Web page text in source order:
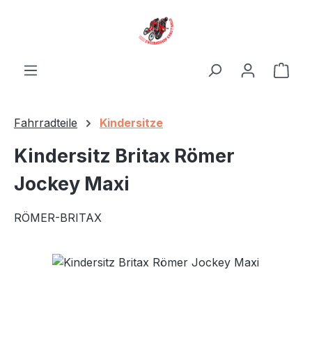
Fahrradteile Kindersitze
Kindersitz Britax Römer
Jockey Maxi
RÖMER-BRITAX
Bildergalerie überspringen